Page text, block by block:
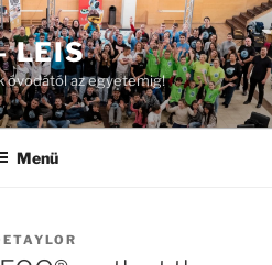
LEIS
óvodától az egyetemig!
Menü